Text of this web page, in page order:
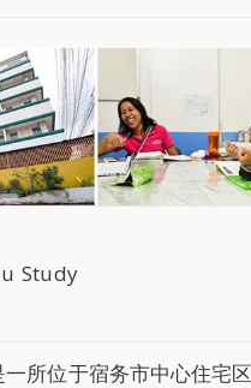
Study
一所位于宿务市中心住宅